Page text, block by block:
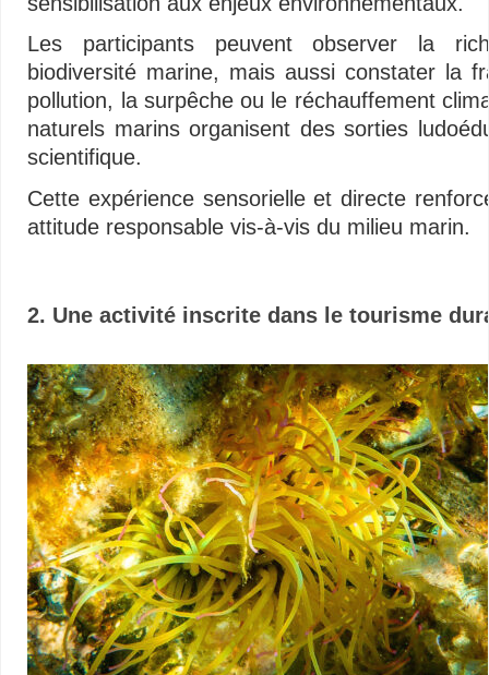
Les participants peuvent observer la
biodiversité marine, mais aussi constater la
pollution, la surpêche ou le réchauffement
naturels marins organisent des sorties
scientifique.
Cette expérience sensorielle et directe
attitude responsable vis-à-vis du milieu marin.
2. Une activité inscrite dans le tourisme